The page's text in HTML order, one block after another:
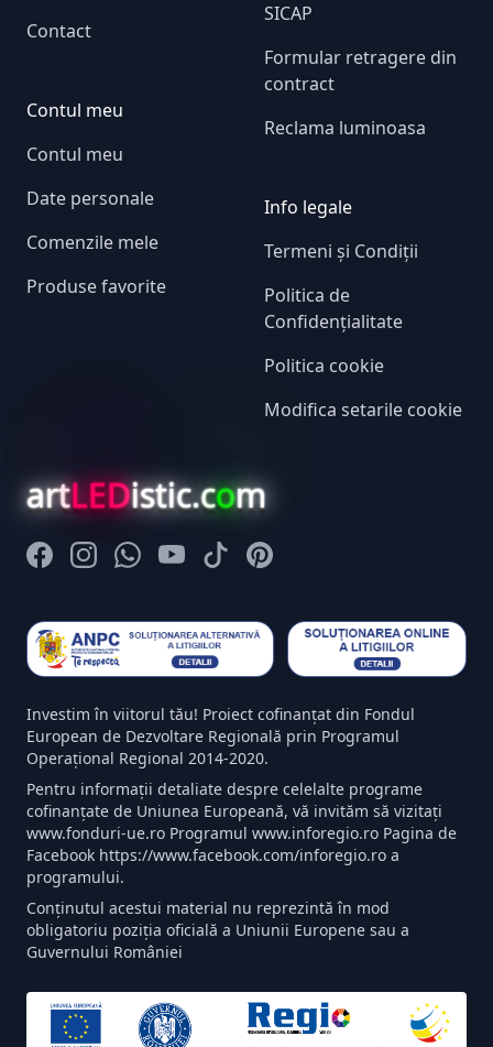
Contact
Contul meu
Contul meu
Date personale
Comenzile mele
Produse favorite
SICAP
Formular retragere din
contract
Reclama luminoasa
Info legale
Termeni și Condiții
Politica de
Confidențialitate
Politica cookie
Modifica setarile cookie
artLEDistic.com
FacebookInstagramWhatsappYoutubeTiktokPinterest
Investim în viitorul tău! Proiect cofinanțat din Fondul
European de Dezvoltare Regională prin Programul
Operațional Regional 2014-2020.
Pentru informații detaliate despre celelalte programe
cofinanțate de Uniunea Europeană, vă invităm să vizitați
www.fonduri-ue.ro Programul www.inforegio.ro Pagina de
Facebook https://www.facebook.com/inforegio.ro a
programului.
Conținutul acestui material nu reprezintă în mod
obligatoriu poziția oficială a Uniunii Europene sau a
Guvernului României